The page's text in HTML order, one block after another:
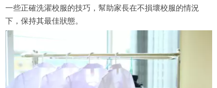
一些正確洗濯校服的技巧，幫助家長在不損壞校服的情況
下，保持其最佳狀態。